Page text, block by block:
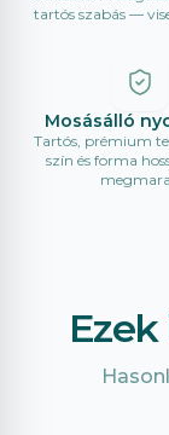
tartós szabás —
Mosásálló
Tartós, prémium
szín és forma